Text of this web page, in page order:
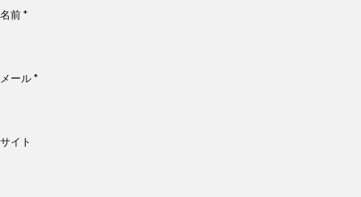
名前*
メール*
サイト